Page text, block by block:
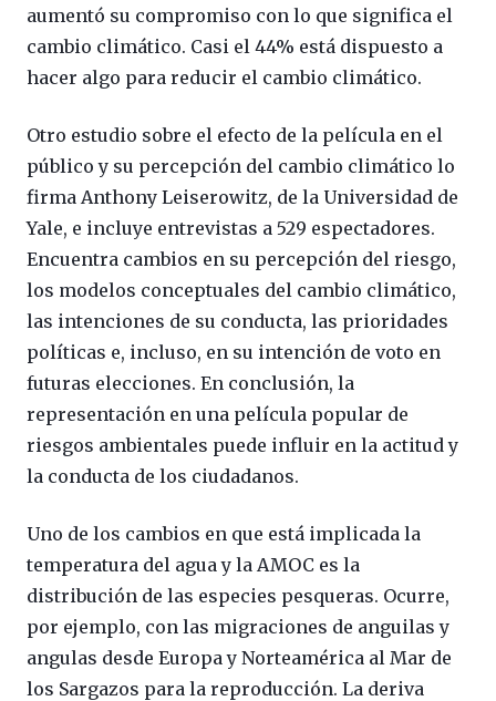
aumentó su compromiso con lo que significa el
cambio climático. Casi el 44% está dispuesto a
hacer algo para reducir el cambio climático.
Otro estudio sobre el efecto de la película en el
público y su percepción del cambio climático lo
firma Anthony Leiserowitz, de la Universidad de
Yale, e incluye entrevistas a 529 espectadores.
Encuentra cambios en su percepción del riesgo,
los modelos conceptuales del cambio climático,
las intenciones de su conducta, las prioridades
políticas e, incluso, en su intención de voto en
futuras elecciones. En conclusión, la
representación en una película popular de
riesgos ambientales puede influir en la actitud y
la conducta de los ciudadanos.
Uno de los cambios en que está implicada la
temperatura del agua y la AMOC es la
distribución de las especies pesqueras. Ocurre,
por ejemplo, con las migraciones de anguilas y
angulas desde Europa y Norteamérica al Mar de
los Sargazos para la reproducción. La deriva